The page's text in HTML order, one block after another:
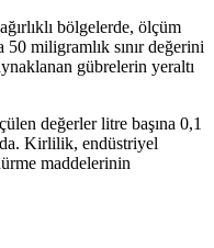
bölgelerde, ölçüm
50 miligramlık sınır değerini
gübrelerin yeraltı
değerler litre başına 0,1
Kirlilik, endüstriyel
maddelerinin